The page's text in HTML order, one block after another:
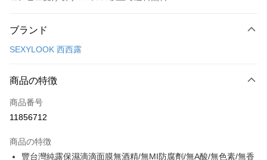
クレジットカード1回払い
LINE Pay
Apple Pay
Easy Wallet
ブランド
SEXYLOOK 西西露
商品の特徴
商品番号
11856712
商品の特徴
豐台灣純露保濕滴滴面膜無酒精/無MI防腐劑/無A酸/無色素/無香